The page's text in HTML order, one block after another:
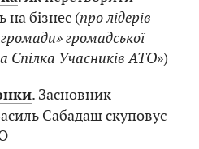
на бізнес (про лідерів
громадської
Спілка Учасників АТО»)
. Засновник
Сабадаш скуповує